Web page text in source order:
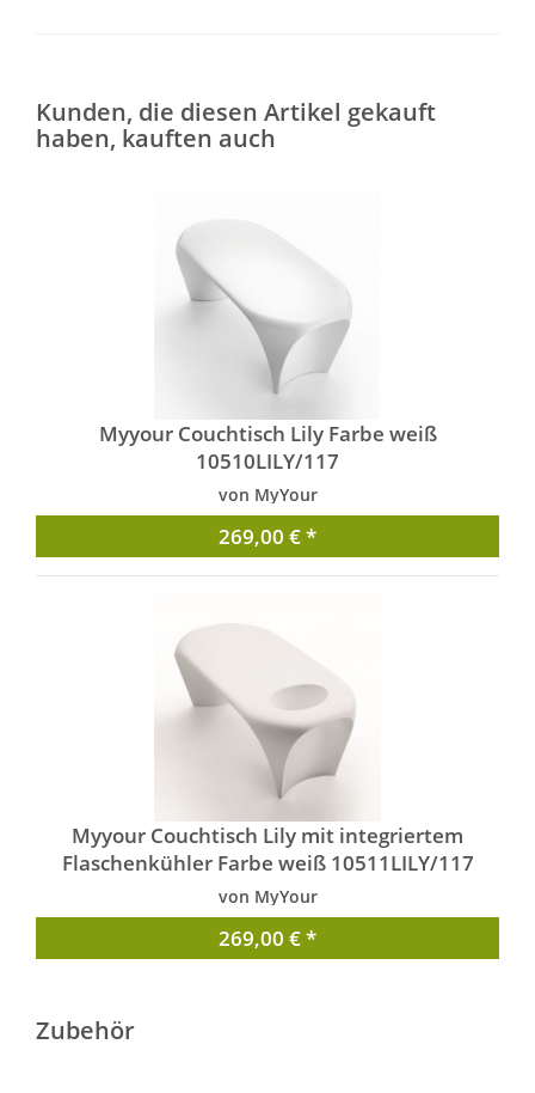
Kunden, die diesen Artikel gekauft
haben, kauften auch
Myyour Couchtisch Lily Farbe weiß
10510LILY/117
von MyYour
269,00 € *
Myyour Couchtisch Lily mit integriertem
Flaschenkühler Farbe weiß 10511LILY/117
von MyYour
269,00 € *
Zubehör